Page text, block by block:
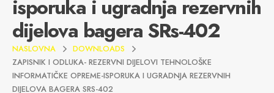
isporuka i ugradnja rezervnih
dijelova bagera SRs-402
NASLOVNA
DOWNLOADS
ZAPISNIK I ODLUKA- REZERVNI DIJELOVI TEHNOLOŠKE
INFORMATIČKE OPREME-ISPORUKA I UGRADNJA REZERVNIH
DIJELOVA BAGERA SRS-402